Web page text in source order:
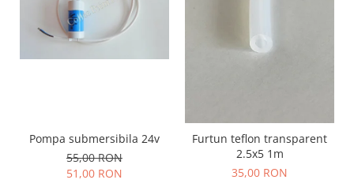
Pompa submersibila 24v
55,00 RON
51,00 RON
Furtun teflon transparent
2.5x5 1m
35,00 RON